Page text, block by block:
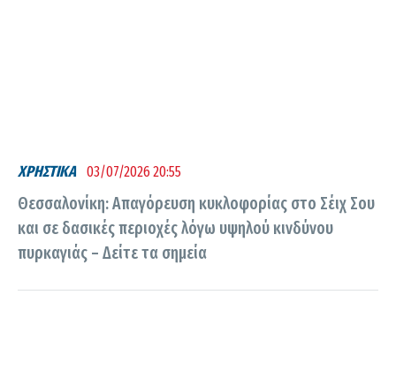
ΧΡΗΣΤΙΚΑ 03/07/2026 20:55
Θεσσαλονίκη: Απαγόρευση κυκλοφορίας στο Σέιχ Σου
και σε δασικές περιοχές λόγω υψηλού κινδύνου
πυρκαγιάς – Δείτε τα σημεία